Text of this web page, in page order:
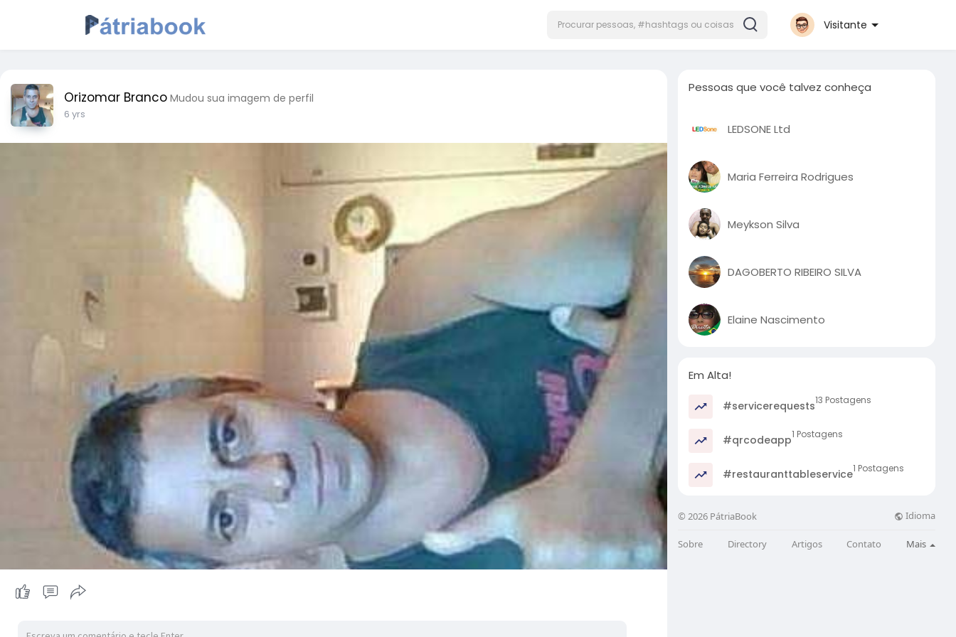
Visitante
Orizomar Branco Mudou sua imagem de perfil
6 yrs
Pessoas que você talvez conheça
LEDSONE Ltd
Maria Ferreira Rodrigues
Meykson Silva
DAGOBERTO RIBEIRO SILVA
Elaine Nascimento
Em Alta!
#servicerequests13 Postagens
#qrcodeapp1 Postagens
#restauranttableservice1 Postagens
© 2026 PátriaBook Idioma
Sobre Directory Artigos Contato Mais